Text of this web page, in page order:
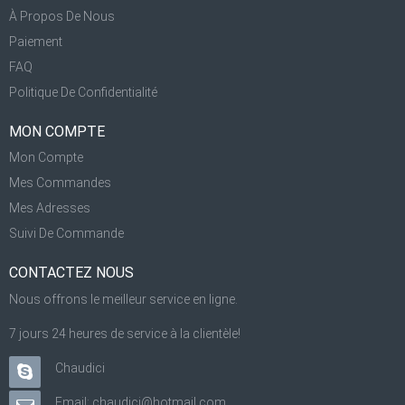
À Propos De Nous
Paiement
FAQ
Politique De Confidentialité
MON COMPTE
Mon Compte
Mes Commandes
Mes Adresses
Suivi De Commande
CONTACTEZ NOUS
Nous offrons le meilleur service en ligne.
7 jours 24 heures de service à la clientèle!
Chaudici
Email: chaudici@hotmail.com